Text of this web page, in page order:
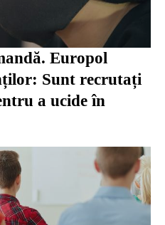
Europol
Sunt recrutați
a ucide în